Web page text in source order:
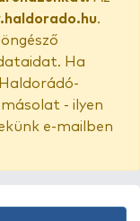
.
Ha
- ilyen
e-mailben